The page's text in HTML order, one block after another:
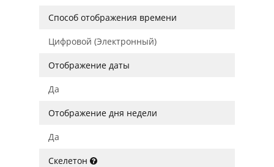
Способ отображения времени
Цифровой (Электронный)
Отображение даты
Да
Отображение дня недели
Да
Скелетон